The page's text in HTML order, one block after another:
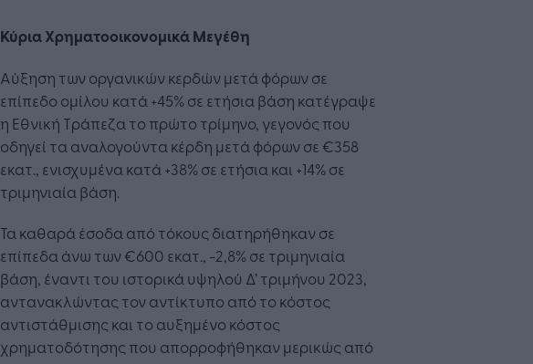
Κύρια Χρηματοοικονομικά Μεγέθη
Αύξηση των οργανικών κερδών μετά φόρων σε
επίπεδο ομίλου κατά +45% σε ετήσια βάση κατέγραψε
η Εθνική Τράπεζα το πρώτο τρίμηνο, γεγονός που
οδηγεί τα αναλογούντα κέρδη μετά φόρων σε €358
εκατ., ενισχυμένα κατά +38% σε ετήσια και +14% σε
τριμηνιαία βάση.
Τα καθαρά έσοδα από τόκους διατηρήθηκαν σε
επίπεδα άνω των €600 εκατ., -2,8% σε τριμηνιαία
βάση, έναντι του ιστορικά υψηλού Δ’ τριμήνου 2023,
αντανακλώντας τον αντίκτυπο από το κόστος
αντιστάθμισης και το αυξημένο κόστος
χρηματοδότησης που απορροφήθηκαν μερικώς από